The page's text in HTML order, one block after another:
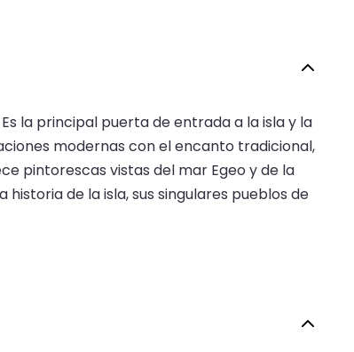
la principal puerta de entrada a la isla y la
modernas con el encanto tradicional,
pintorescas vistas del mar Egeo y de la
de la isla, sus singulares pueblos de